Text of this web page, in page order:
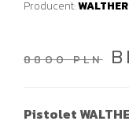
Producent:WALTHER
8800 PLN
Pistolet